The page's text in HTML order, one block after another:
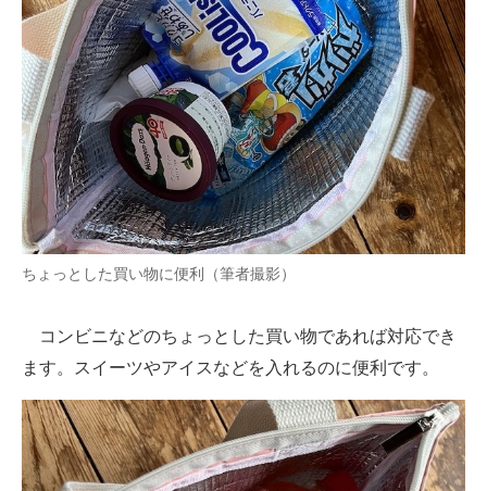
ちょっとした買い物に便利（筆者撮影）
コンビニなどのちょっとした買い物であれば対応でき
ます。スイーツやアイスなどを入れるのに便利です。